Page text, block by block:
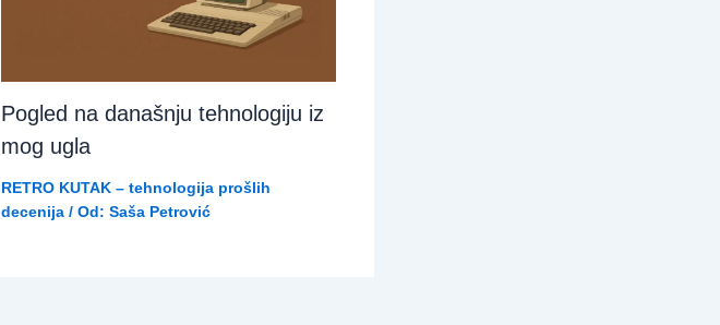
Pogled na današnju tehnologiju iz
mog ugla
RETRO KUTAK – tehnologija prošlih
decenija/ Od: Saša Petrović